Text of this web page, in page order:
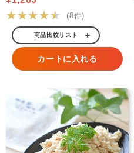
★★★★★ (8件)
商品比較リスト
カートに入れる